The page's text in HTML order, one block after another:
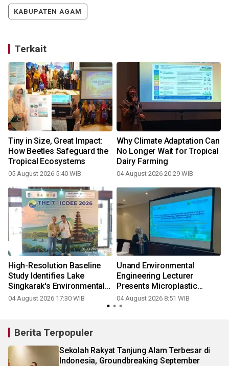
KABUPATEN AGAM
Terkait
Tiny in Size, Great Impact:
How Beetles Safeguard the
Tropical Ecosystems
05 August 2026 5:40 WIB
Why Climate Adaptation Can
No Longer Wait for Tropical
Dairy Farming
04 August 2026 20:29 WIB
High-Resolution Baseline
Study Identifies Lake
Singkarak's Environmental
Quality as a Strategic Pillar
for Indonesia's Future Solar
04 August 2026 17:30 WIB
Unand Environmental
Engineering Lecturer
Presents Microplastic
Research at ICOEE 2026,
Strengthening International
04 August 2026 8:51 WIB
Berita Terpopuler
Sekolah Rakyat Tanjung Alam Terbesar di
Indonesia, Groundbreaking September